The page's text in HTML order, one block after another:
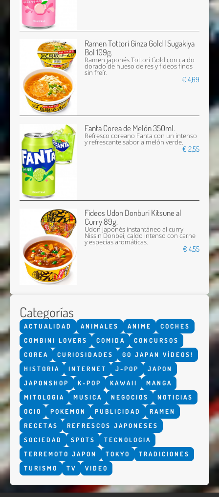
Ramen Tottori Ginza Gold | Sugakiya
Bol 109g.
Ramen japonés Tottori Gold con caldo
dorado de hueso de res y fideos finos
sin freír.
€ 4,69
Fanta Corea de Melón 350ml.
Refresco coreano Fanta con un intenso
y refrescante sabor a melón verde.
€ 2,55
Fideos Udon Donburi Kitsune al
Curry 89g.
Udon japonés instantáneo al curry
Nissin Donbei, caldo intenso con carne
y especias aromáticas.
€ 4,55
Categorías
ACTUALIDAD ANIMALES ANIME
COCHES
COMBINI LOVERS
COMIDA
CONCURSOS
COREA
CURIOSIDADES
GO JAPAN VÍDEOS!
HISTORIA
INTERNET J-POP
JAPON
JAPONSHOP
K-POP KAWAII
MANGA
MITOLOGIA
MUSICA NEGOCIOS
NOTICIAS
OCIO
POKEMON PUBLICIDAD
RAMEN
RECETAS
REFRESCOS JAPONESES
SOCIEDAD
SPOTS
TECNOLOGIA
TERREMOTO JAPON
TOKYO
TRADICIONES
TURISMO
TV VIDEO